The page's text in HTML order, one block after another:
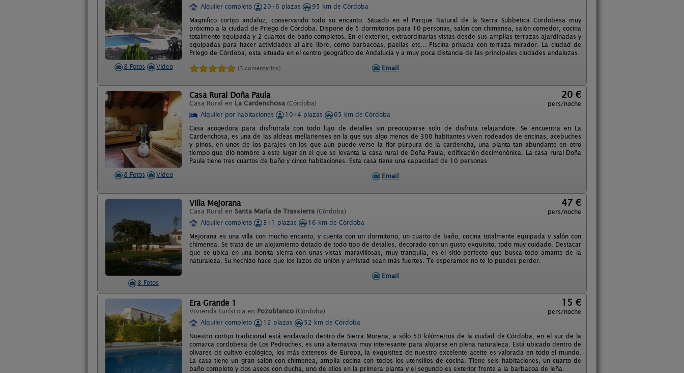
8 Fotos Video
Alquiler completo
20+6 plazas
95 km de Córdoba
Magnifico cortijo andaluz, conservando todo su encanto. Situado en el Parque Natural de la Sierra Subbetica Cordobesa muy
próximo a la ciudad de Priego de Córdoba. Dispone de 5 dormitorios para 10 personas, salón con chimenea, salón comedor, cocina
totalmente equipada y 2 cuartos de baño completos. En el exterior, extraordinarias vistas desde sus amplias terrazas ajardinadas y
equipadas para hacer actividades al aire libre, como barbacoas, paellas etc... Piscina privada con terraza mirador. La ciudad de
Priego de Córdoba, esta situada en el centro geográfico de Andalucía y a muy poca distancia de las principales ciudades andaluzas.
(3 comentarios) Email
8 Fotos Video
Casa Rural Doña Paula
Casa Rural en La Cardenchosa (Córdoba)
20 €
pers/noche
Alquiler por habitaciones
10+4 plazas
65 km de Córdoba
Casa acogedora para disfrutrala con todo lujo de detalles sin preocuparse solo de disfruta relajandote. Se encuentra en La
Cardenchosa, es una de las aldeas mellarienses en la que sus algo menos de 300 habitantes viven rodeados de encinas, acebuches
y pinos, en unos de los parajes en los que aún puede verse la flor púrpura de la cardencha, una planta tan abundante en otro
tiempo que dió nombre a este lugar en el que se levanta la casa rural de Doña Paula, edificación decimonónica. La casa rural Doña
Paula tiene tres cuartos de baño y cinco habitaciones. Esta casa tiene una capacidad de 10 personas.
Email
8 Fotos
Villa Mejorana
Casa Rural en Santa María de Trassierra (Córdoba)
47 €
pers/noche
Alquiler completo
3+1 plazas
16 km de Córdoba
Mejorana es una villa con mucho encanto, y cuenta con un dormitorio, un cuarto de baño, cocina totalmente equipada y salón con
chimenea. Se trata de un alojamiento dotado de todo tipo de detalles, decorado con un gusto exquisito, todo muy cuidado. Destacar
que se ubica en una bonita sierra con unas vistas maravillosas, muy tranquila, es el sitio perfecto que busca todo amante de la
naturaleza. Su hechizo hace que los lazos de unión y amistad sean más fuertes. Te esperamos no te lo puedes perder.
Email
Era Grande 1
Vivienda turística en Pozoblanco (Córdoba)
15 €
pers/noche
Alquiler completo
12 plazas
52 km de Córdoba
Nuestro cortijo tradicional está enclavado dentro de Sierra Morena, a sólo 50 kilómetros de la ciudad de Córdoba, en el sur de la
comarca cordobesa de Los Pedroches, es una alternativa muy interesante para alojarse en plena naturaleza. Está ubicado dentro de
olivares de cultivo ecológico, los más extensos de Europa, la exquisitez de nuestro excelente aceite es valorada en todo el mundo.
La casa tiene un gran salón con chimenea, amplia cocina con todos los utensilios de cocina. Tiene seis habitaciones, un cuarto de
baño completo y dos aseos con ducha, uno de ellos en la primera planta y el segundo es exterior frente a la barbacoa de leña.